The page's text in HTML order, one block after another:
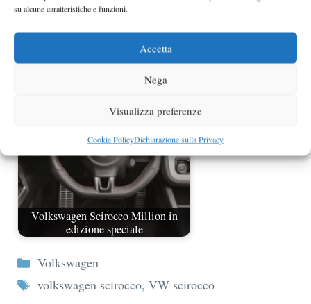
su alcune caratteristiche e funzioni.
Accetta
Nega
Visualizza preferenze
Cookie PolicyDichiarazione sulla Privacy
Volkswagen Scirocco 2.0 TFSI ora
Volkswagen Scirocco Million in
edizione speciale
Categorie
Volkswagen
Tag
volkswagen scirocco, VW scirocco